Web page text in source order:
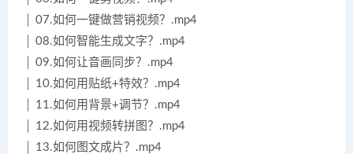
│ 07.如何一键做营销视频？.mp4
│ 08.如何智能生成文字？.mp4
│ 09.如何让音画同步？.mp4
│ 10.如何用贴纸+特效？.mp4
│ 11.如何用背景+调节？.mp4
│ 12.如何用视频转拼图？.mp4
│ 13.如何图文成片？.mp4